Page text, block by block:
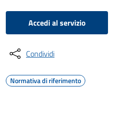
Accedi al servizio
Condividi
Normativa di riferimento